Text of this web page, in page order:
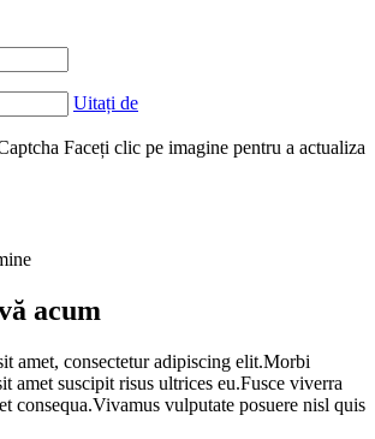
Uitați de
Faceți clic pe imagine pentru a actualiza
acum
amet, consectetur adipiscing elit.Morbi
amet suscipit risus ultrices eu.Fusce viverra
consequa.Vivamus vulputate posuere nisl quis